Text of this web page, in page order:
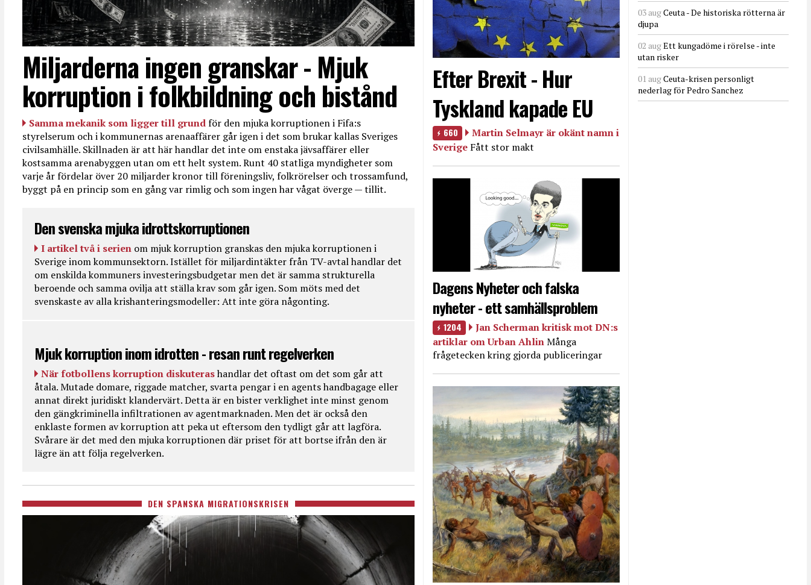
Miljarderna ingen granskar - Mjuk
korruption i folkbildning och bistånd
Samma mekanik som ligger till grundför den mjuka korruptionen i Fifa:s
styrelserum och i kommunernas arenaaffärer går igen i det som brukar kallas Sveriges
civilsamhälle. Skillnaden är att här handlar det inte om enstaka jävsaffärer eller
kostsamma arenabyggen utan om ett helt system. Runt 40 statliga myndigheter som
varje år fördelar över 20 miljarder kronor till föreningsliv, folkrörelser och trossamfund,
byggt på en princip som en gång var rimlig och som ingen har vågat överge — tillit.
Den svenska mjuka idrottskorruptionen
I artikel två i serien om mjuk korruption granskas den mjuka korruptionen i
Sverige inom kommunsektorn. Istället för miljardintäkter från TV-avtal handlar det
om enskilda kommuners investeringsbudgetar men det är samma strukturella
beroende och samma ovilja att ställa krav som går igen. Som möts med det
svenskaste av alla krishanteringsmodeller: Att inte göra någonting.
Mjuk korruption inom idrotten - resan runt regelverken
När fotbollens korruption diskuterashandlar det oftast om det som går att
åtala. Mutade domare, riggade matcher, svarta pengar i en agents handbagage eller
annat direkt juridiskt klandervärt. Detta är en bister verklighet inte minst genom
den gängkriminella infiltrationen av agentmarknaden. Men det är också den
enklaste formen av korruption att peka ut eftersom den tydligt går att lagföra.
Svårare är det med den mjuka korruptionen där priset för att bortse ifrån den är
lägre än att följa regelverken.
DEN SPANSKA MIGRATIONSKRISEN
Efter Brexit - Hur
Tyskland kapade EU
660
Martin Selmayr är okänt namn i
Sverige Fått stor makt
Dagens Nyheter och falska
nyheter - ett samhällsproblem
1204
Jan Scherman kritisk mot DN:s
artiklar om Urban AhlinMånga
frågetecken kring gjorda publiceringar
03 augCeuta - De historiska rötterna är
djupa
02 augEtt kungadöme i rörelse - inte
utan risker
01 augCeuta-krisen personligt
nederlag för Pedro Sanchez